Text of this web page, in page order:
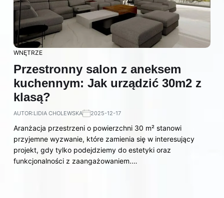
WNĘTRZE
Przestronny salon z aneksem
kuchennym: Jak urządzić 30m2 z
klasą?
AUTOR:LIDIA CHOLEWSKA 2025-12-17
Aranżacja przestrzeni o powierzchni 30 m² stanowi
przyjemne wyzwanie, które zamienia się w interesujący
projekt, gdy tylko podejdziemy do estetyki oraz
funkcjonalności z zaangażowaniem.…